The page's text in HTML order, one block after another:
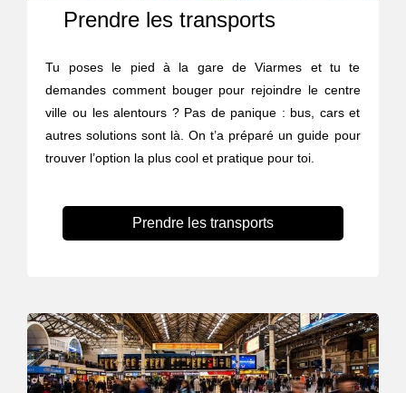
Prendre les transports
Tu poses le pied à la gare de Viarmes et tu te
demandes comment bouger pour rejoindre le centre
ville ou les alentours ? Pas de panique : bus, cars et
autres solutions sont là. On t’a préparé un guide pour
trouver l’option la plus cool et pratique pour toi.
Prendre les transports